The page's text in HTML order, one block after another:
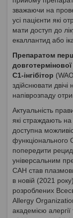
зважаючи на
усі пацієнти які
мати доступ до
екаллантид або
Препаратом
C1-інгібітор
здійснювати
напіврозпаду
Актуальність
які страждають
доступна
функціонального
попередити
універсальним
САН став
в новій (2021
розроблених
Allergy
академією алергії